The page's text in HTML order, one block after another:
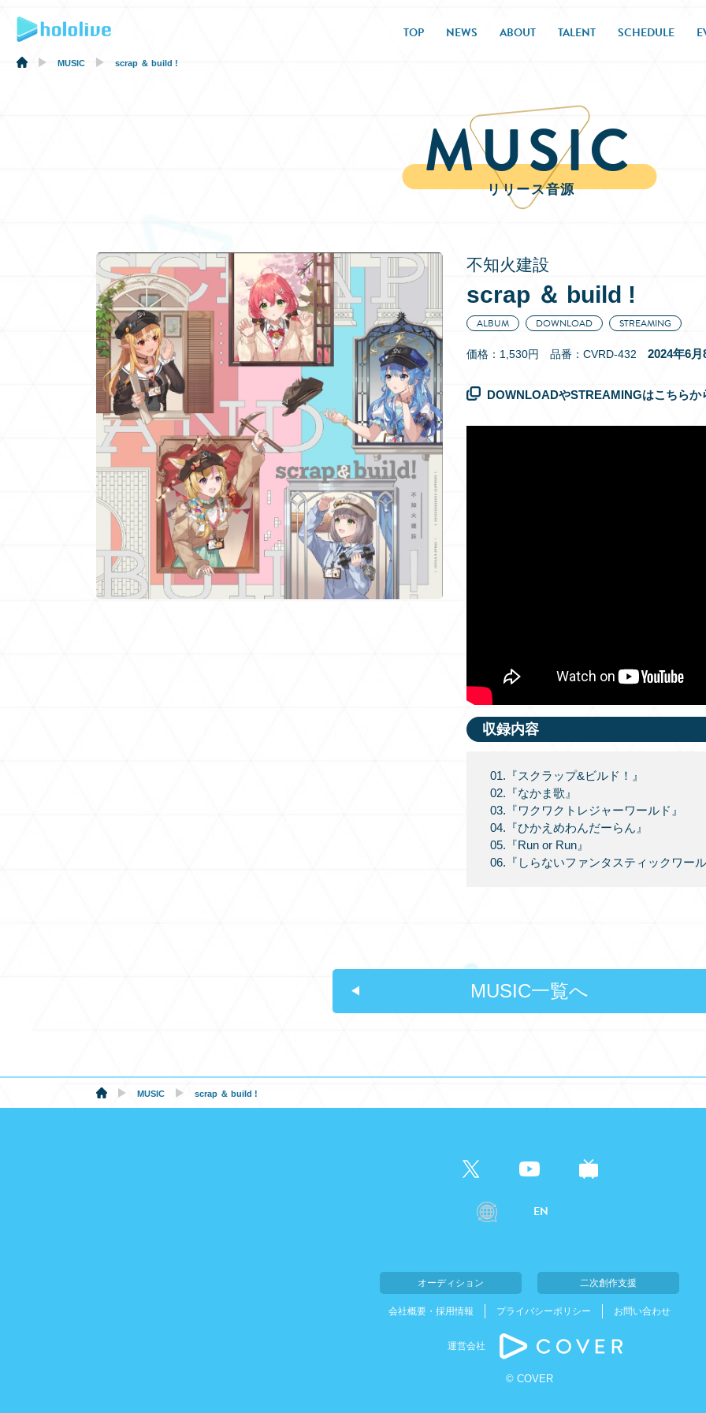
TOP NEWS ABOUT TALENT SCHEDULE
MUSIC scrap ＆ build !
MUSIC
リリース音源
不知火建設
scrap ＆ build !
ALBUM DOWNLOAD STREAMING
価格：1,530円 品番：CVRD-432 2024年6
DOWNLOADやSTREAMINGはこちらか
収録内容
01.『スクラップ&ビルド！』
02.『なかま歌』
03.『ワクワクトレジャーワールド』
04.『ひかえめわんだーらん』
05.『Run or Run』
06.『しらないファンタスティックワー
MUSIC一覧へ
MUSIC scrap ＆ build !
EN
オーディション 二次創作支援
会社概要・採用情報 プライバシーポリシー お問い合わせ
運営会社
© COVER